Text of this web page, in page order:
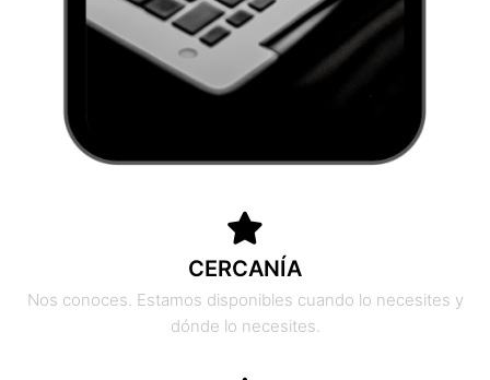
CERCANÍA
Nos conoces. Estamos disponibles cuando lo necesites y
dónde lo necesites.